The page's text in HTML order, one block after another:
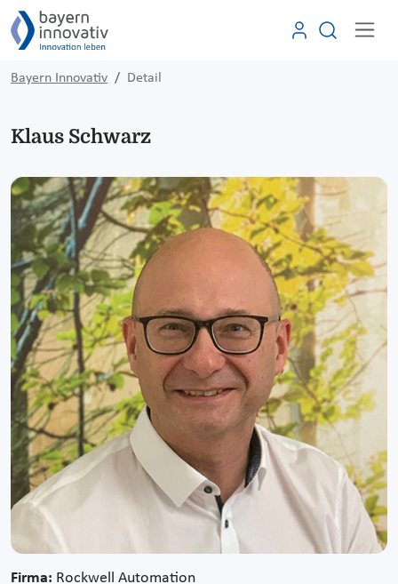
Bayern Innovativ Detail
Klaus Schwarz
Firma: Rockwell Automation